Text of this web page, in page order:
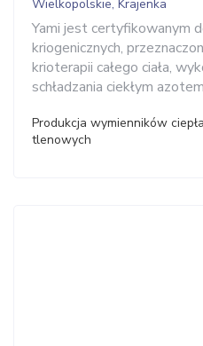
Wielkopolskie, Krajenka
Yami jest certyfikowanym
kriogenicznych,
krioterapii całego ciała,
schładzania ciekłym
Produkcja wymienników
tlenowych